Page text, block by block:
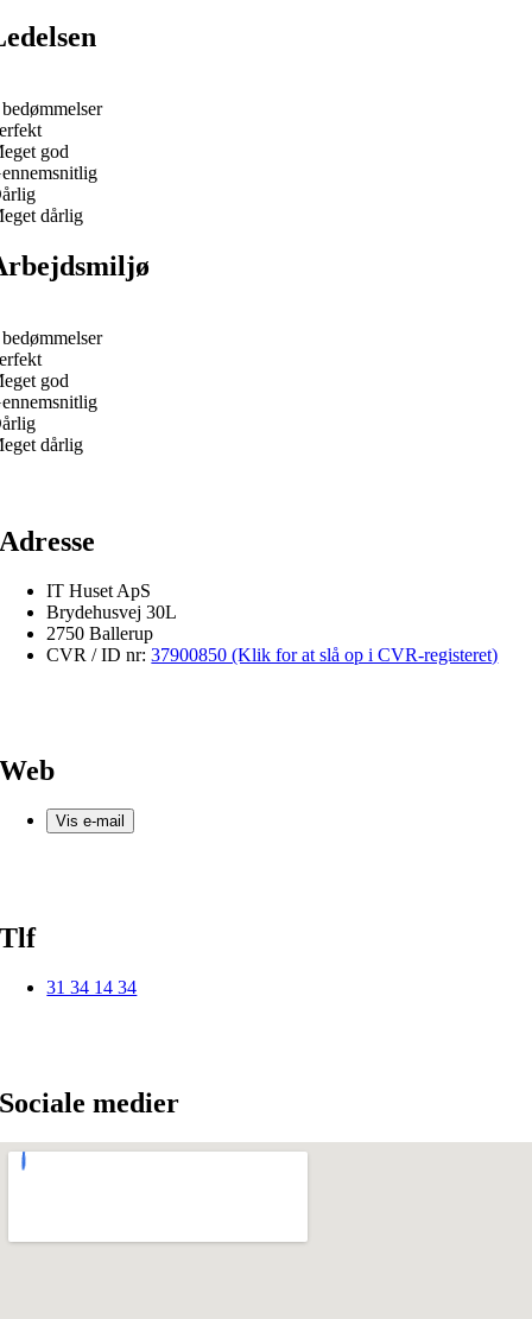
god
dårlig
god
dårlig
Adresse
IT Huset ApS
Brydehusvej 30L
2750 Ballerup
CVR / ID nr:37900850 (Klik for at slå op i CVR-registeret)
Web
Vis e-mail
Tlf
31 34 14 34
Sociale medier